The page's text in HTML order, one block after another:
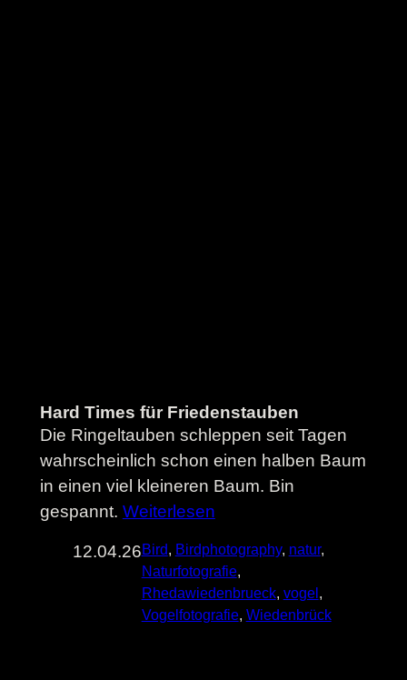
Hard Times für Friedenstauben
Die Ringeltauben schleppen seit Tagen
wahrscheinlich schon einen halben Baum
in einen viel kleineren Baum. Bin
gespannt. Weiterlesen
12.04.26Bird, Birdphotography, natur
Naturfotografie
Rhedawiedenbrueck, vogel
Vogelfotografie, Wiedenbrück